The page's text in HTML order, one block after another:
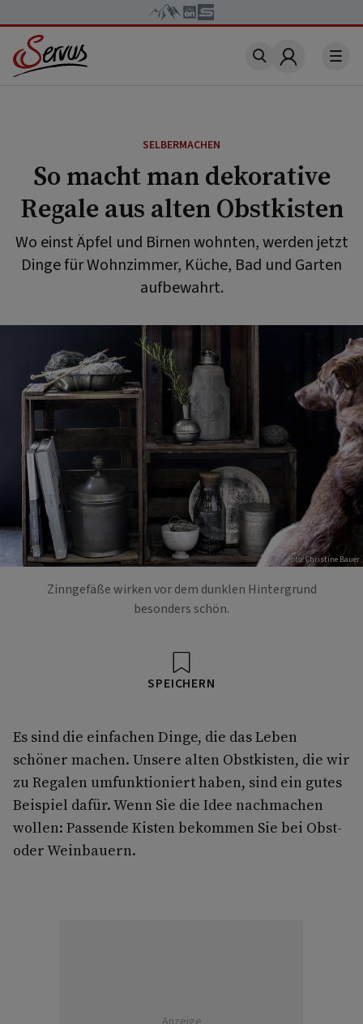
Account
SELBERMACHEN
So macht man dekorative
Regale aus alten Obstkisten
Wo einst Äpfel und Birnen wohnten, werden jetzt
Dinge für Wohnzimmer, Küche, Bad und Garten
aufbewahrt.
Foto: Christine Bauer
Zinngefäße wirken vor dem dunklen Hintergrund
besonders schön.
SPEICHERN
Es sind die einfachen Dinge, die das Leben
schöner machen. Unsere alten Obstkisten, die wir
zu Regalen umfunktioniert haben, sind ein gutes
Beispiel dafür. Wenn Sie die Idee nachmachen
wollen: Passende Kisten bekommen Sie bei Obst-
oder Weinbauern.